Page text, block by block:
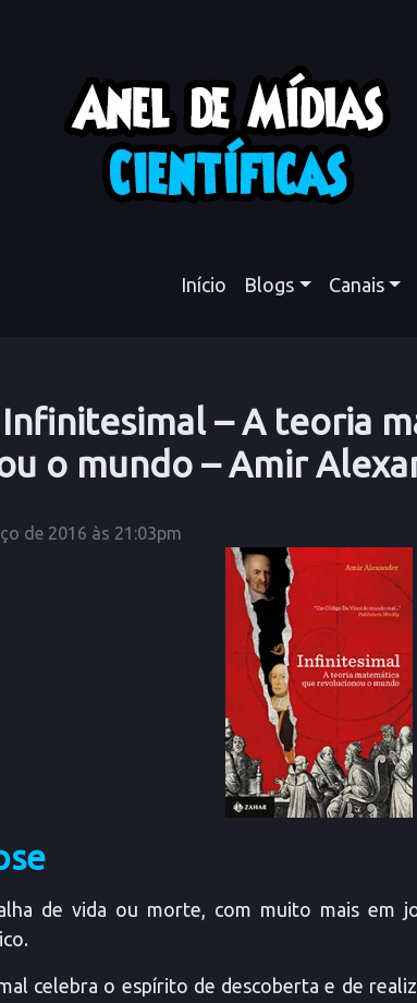
Início Blogs Canais
– A teoria
o mundo – Amir
de 2016 às 21:03pm
de vida ou morte, com muito mais em
celebra o espírito de descoberta e de